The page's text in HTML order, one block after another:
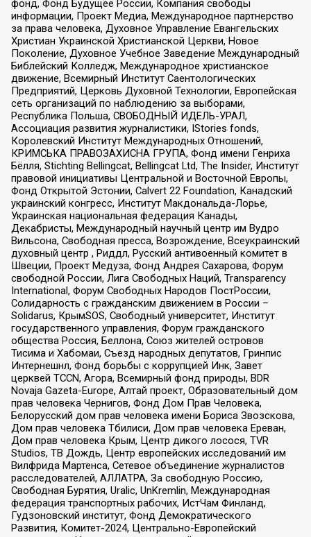
фонд, Фонд Будущее России, Компания свободы
информации, Проект Медиа, Международное партнерство
за права человека, Духовное Управление Евангельских
Христиан Украинской Христианской Церкви, Новое
Поколение, Духовное Учебное Заведение Международный
Библейский Колледж, Международное христианское
движение, Всемирный Институт Саентологических
Предприятий, Церковь Духовной Технологии, Европейская
сеть организаций по наблюдению за выборами,
Республика Польша, СВОБОДНЫЙ ИДЕЛЬ-УРАЛ,
Ассоциация развития журналистики, IStories fonds,
Королевский Институт Международных Отношений,
КРИМСЬКА ПРАВОЗАХИСНА ГРУПА, Фонд имени Генриха
Бёлля, Stichting Bellingcat, Bellingcat Ltd, The Insider, Институт
правовой инициативы Центральной и Восточной Европы,
Фонд Открытой Эстонии, Calvert 22 Foundation, Канадский
украинский конгресс, Институт Макдональда-Лорье,
Украинская национальная федерация Канады,
Декабристы, Международный научный центр им Вудро
Вильсона, Свободная пресса, Возрождение, Всеукраинский
духовный центр , Риддл, Русский антивоенный комитет в
Швеции, Проект Медуза, Фонд Андрея Сахарова, Форум
свободной России, Лига Свободных Наций, Transparеncy
International, Форум Свободных Народов ПостРоссии,
Солидарность с гражданским движением в России –
Solidarus, КрымSOS, Свободный университет, Институт
государственного управления, Форум гражданского
общества Россия, Беллона, Союз жителей островов
Тисима и Хабомаи, Съезд народных депутатов, Гринпис
Интернешнл, Фонд борьбы с коррупцией Инк, Завет
церквей TCCN, Агора, Всемирный фонд природы, BDR
Novaja Gazeta-Europe, Алтай проект, Образовательный дом
прав человека Чернигов, Фонд Дом Прав Человека,
Белорусский дом прав человека имени Бориса Звозскова,
Дом прав человека Тбилиси, Дом прав человека Ереван,
Дом прав человека Крым, Центр дикого лосося, TVR
Studios, ТВ Дождь, Центр европейских исследований им
Вилфрида Мартенса, Сетевое объединение журналистов
расследователей, АЛЛАТРА, За свободную Россию,
Свободная Бурятия, Uralic, UnKremlin, Международная
федерация транспортных рабочих, ИстЧам Финланд,
Гудзоновский институт, Фонд Демократического
Развития, Комитет-2024, Центрально-Европейский